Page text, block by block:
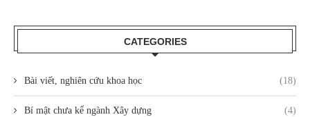
CATEGORIES
Bài viết, nghiên cứu khoa học (18)
Bí mật chưa kể ngành Xây dựng (4)